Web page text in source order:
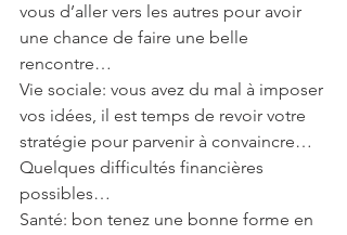
vous d’aller vers les autres pour avoir
une chance de faire une belle
rencontre…
Vie sociale: vous avez du mal à imposer
vos idées, il est temps de revoir votre
stratégie pour parvenir à convaincre…
Quelques difficultés financières
possibles…
Santé: bon tenez une bonne forme en